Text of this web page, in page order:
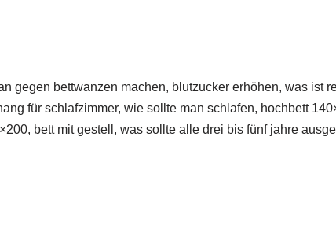
gegen bettwanzen machen, blutzucker erhöhen, was ist
für schlafzimmer, wie sollte man schlafen, hochbett
bett mit gestell, was sollte alle drei bis fünf jahre